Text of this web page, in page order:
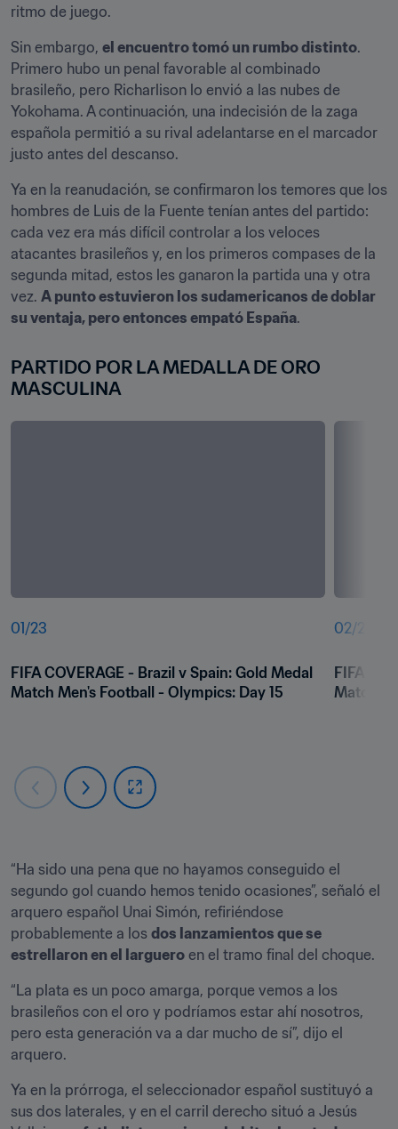
ritmo de juego.
Sin embargo, el encuentro tomó un rumbo distinto.
Primero hubo un penal favorable al combinado
brasileño, pero Richarlison lo envió a las nubes de
Yokohama. A continuación, una indecisión de la zaga
española permitió a su rival adelantarse en el marcador
justo antes del descanso.
Ya en la reanudación, se confirmaron los temores que los
hombres de Luis de la Fuente tenían antes del partido:
cada vez era más difícil controlar a los veloces
atacantes brasileños y, en los primeros compases de la
segunda mitad, estos les ganaron la partida una y otra
vez. A punto estuvieron los sudamericanos de doblar
su ventaja, pero entonces empató España.
PARTIDO POR LA MEDALLA DE ORO
MASCULINA
01 /23
FIFA COVERAGE - Brazil v Spain: Gold Medal
Match Men's Football - Olympics: Day 15
02/23
FIFA
Match
“Ha sido una pena que no hayamos conseguido el
segundo gol cuando hemos tenido ocasiones”, señaló el
arquero español Unai Simón, refiriéndose
probablemente a los dos lanzamientos que se
estrellaron en el larguero en el tramo final del choque.
“La plata es un poco amarga, porque vemos a los
brasileños con el oro y podríamos estar ahí nosotros,
pero esta generación va a dar mucho de sí”, dijo el
arquero.
Ya en la prórroga, el seleccionador español sustituyó a
sus dos laterales, y en el carril derecho situó a Jesús